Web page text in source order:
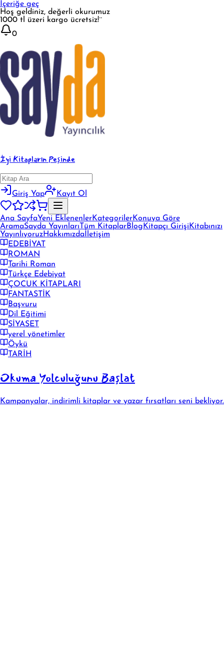
İçeriğe geç
Hoş geldiniz, değerli okurumuz
1000 tl üzeri kargo ücretsiz!¨
0
İyi Kitapların Peşinde
Giriş Yap Kayıt Ol
Ana SayfaYeni EklenenlerKategorilerKonuya Göre
AramaSayda Yayınları Tüm KitaplarBlog Kitapçı Girişi Kitabınızı
YayınlıyoruzHakkımızda İletişim
EDEBİYAT
ROMAN
Tarihi Roman
Türkçe Edebiyat
ÇOCUK KİTAPLARI
FANTASTİK
Başvuru
Dil Eğitimi
SİYASET
yerel yönetimler
Öykü
TARİH
Okuma Yolculuğunu Başlat
Kampanyalar, indirimli kitaplar ve yazar fırsatları seni bekliyor.